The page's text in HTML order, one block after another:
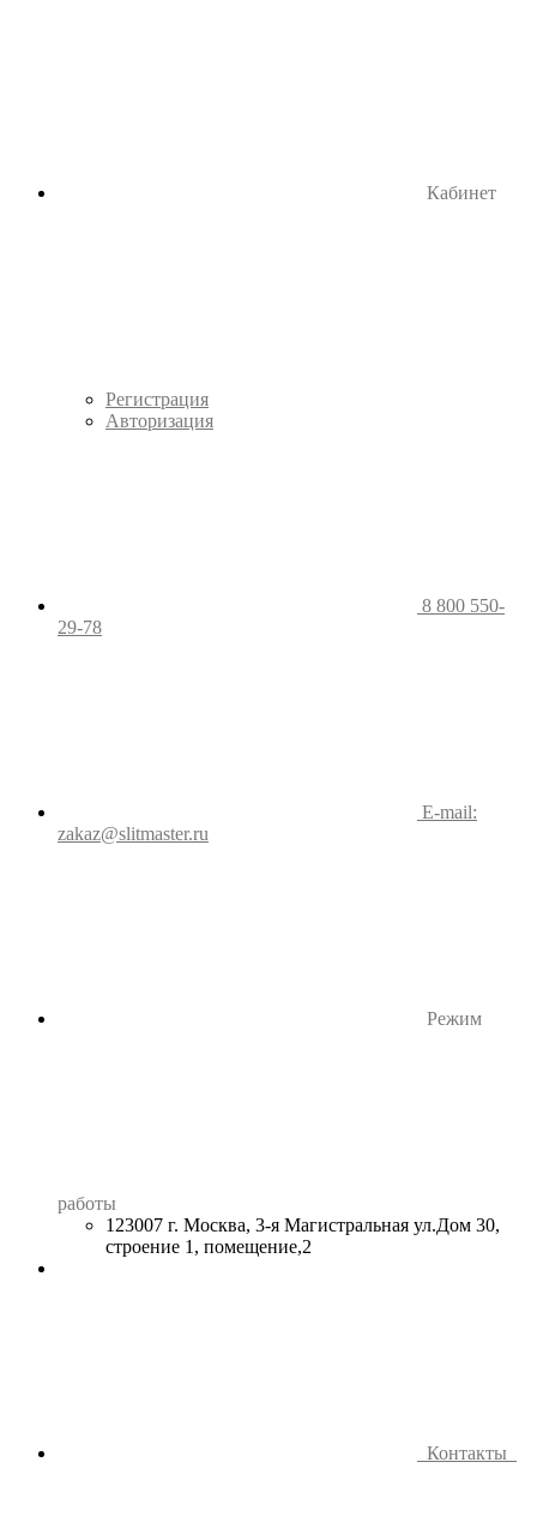
Кабинет
Регистрация
Авторизация
8 800 550-
29-78
E-mail:
zakaz@slitmaster.ru
Режим
работы
123007 г. Москва, 3-я Магистральная ул.Дом 30,
строение 1, помещение,2
Контакты